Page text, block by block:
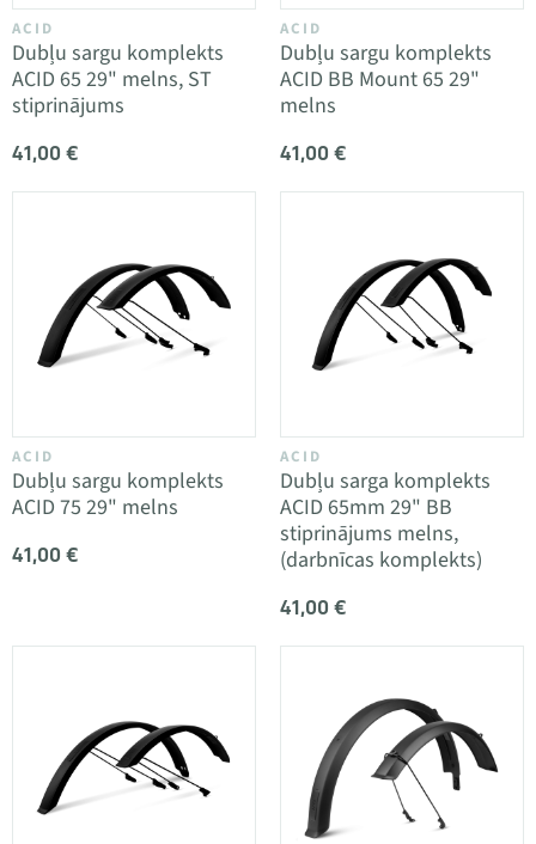
ACID
Dubļu sargu komplekts
ACID 65 29" melns, ST
stiprinājums
41,00 €
ACID
Dubļu sargu komplekts
ACID BB Mount 65 29"
melns
41,00 €
ACID
Dubļu sargu komplekts
ACID 75 29" melns
41,00 €
ACID
Dubļu sarga komplekts
ACID 65mm 29" BB
stiprinājums melns,
(darbnīcas komplekts)
41,00 €